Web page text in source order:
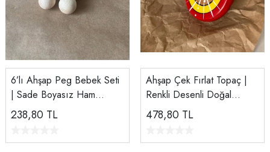
6’lı Ahşap Peg Bebek Seti
| Sade Boyasız Ham
Ihlamur
238,80 TL
Ahşap Çek Fırlat Topaç |
Renkli Desenli Doğal
Ahşap Oyuncak
478,80 TL